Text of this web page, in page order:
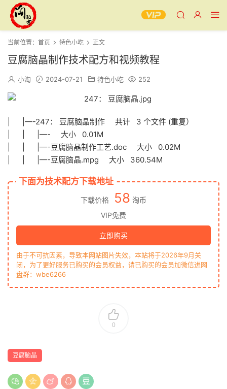
当前位置： 首页 特色小吃 正文
豆腐脑晶制作技术配方和视频教程
小淘 2024-07-21 特色小吃 252
| |—-247： 豆腐脑晶制作 共计 3 个文件 (重复）
| | |—- 大小 0.01M
| | |—-豆腐脑晶制作工艺.doc 大小 0.02M
| | |—-豆腐脑晶.mpg 大小 360.54M
下面为技术配方下载地址
下载价格 58 淘币
VIP免费
立即购买
由于不可抗因素，导致本网站图片失效，本站将于2026年9月关
闭，为了更好服务已购买的会员权益，请已购买的会员加微信进网
盘群：wbe6266
0
豆腐脑晶